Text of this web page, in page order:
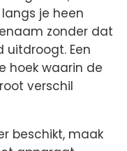
je heen
zonder dat
uitdroogt. Een
hoek waarin de
verschil
beschikt, maak